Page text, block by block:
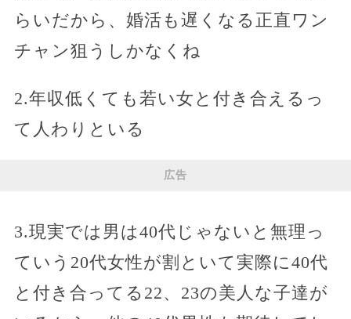
らいだから、婚活も遅くなる正直ワン
チャン狙うしかなくね
2.年収低くても若い女と付き合えるっ
て人わりといる
広告
3.現実では男は40代じゃないと無理っ
ていう20代女性が割といて実際に40代
と付き合ってる22、23の美人な子達が